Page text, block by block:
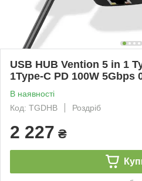
USB HUB Vention 5 in 1
1Type-C PD 100W 5Gbps
В наявності
Код: TGDHB
Роздріб
2 227 ₴